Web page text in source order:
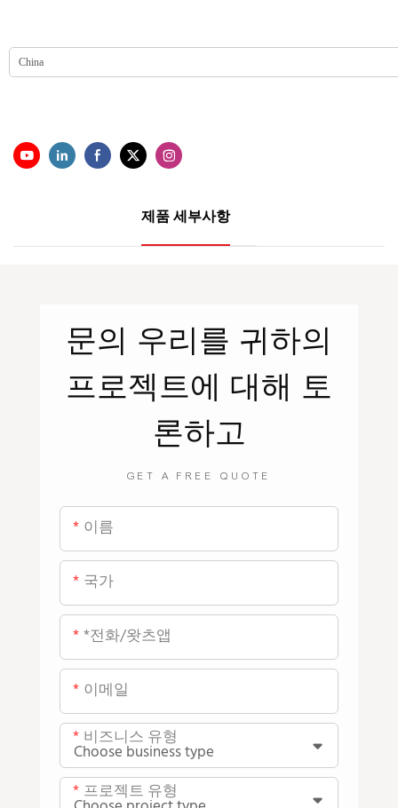
제품 세부사항
문의 우리를 귀하의
프로젝트에 대해 토
론하고
GET A FREE QUOTE
이름
국가
*전화/왓츠앱
이메일
비즈니스 유형
프로젝트 유형